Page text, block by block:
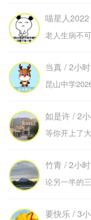
喵星人
老人生病不
当真 / 2小
昆山中学
如是许 / 2
等你开上了
竹青 / 2小
论另一半的
要快乐 / 3